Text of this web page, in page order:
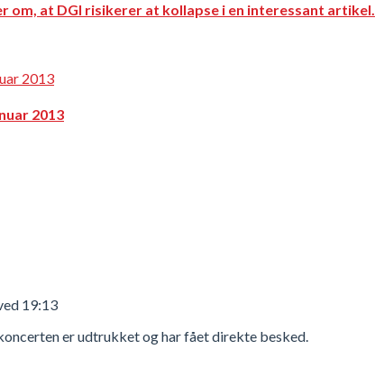
at DGI risikerer at kollapse i en interessant artikel.
2013
19:13
er udtrukket og har fået direkte besked.